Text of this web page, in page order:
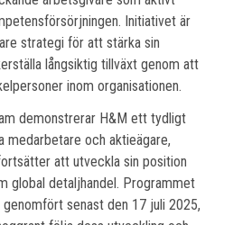
Initiativet är
strategi för att stärka sin
långsiktig tillväxt genom att
inom organisationen.
demonstrerar H&M ett tydligt
medarbetare och aktieägare,
att utveckla sin position
global detaljhandel. Programmet
senast den 17 juli 2025,